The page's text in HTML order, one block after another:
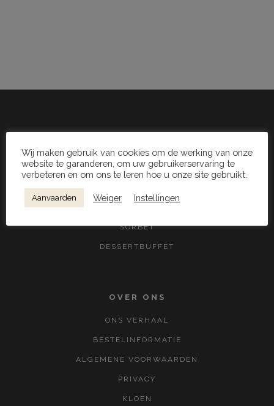
WINKEL
SORBET
DESSERTBUFFET
OVER ONS
ONS VERHAAL
BESTELINFORMATIE
ALGEMENE VOORWAARDEN
PRIVACY
KLOEN
Wij maken gebruik van cookies om de werking van onze
website te garanderen, om uw gebruikerservaring te
verbeteren en om ons te leren hoe u onze site gebruikt.
Aanvaarden Weiger Instellingen